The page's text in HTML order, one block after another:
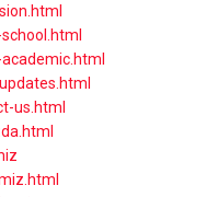
us.html